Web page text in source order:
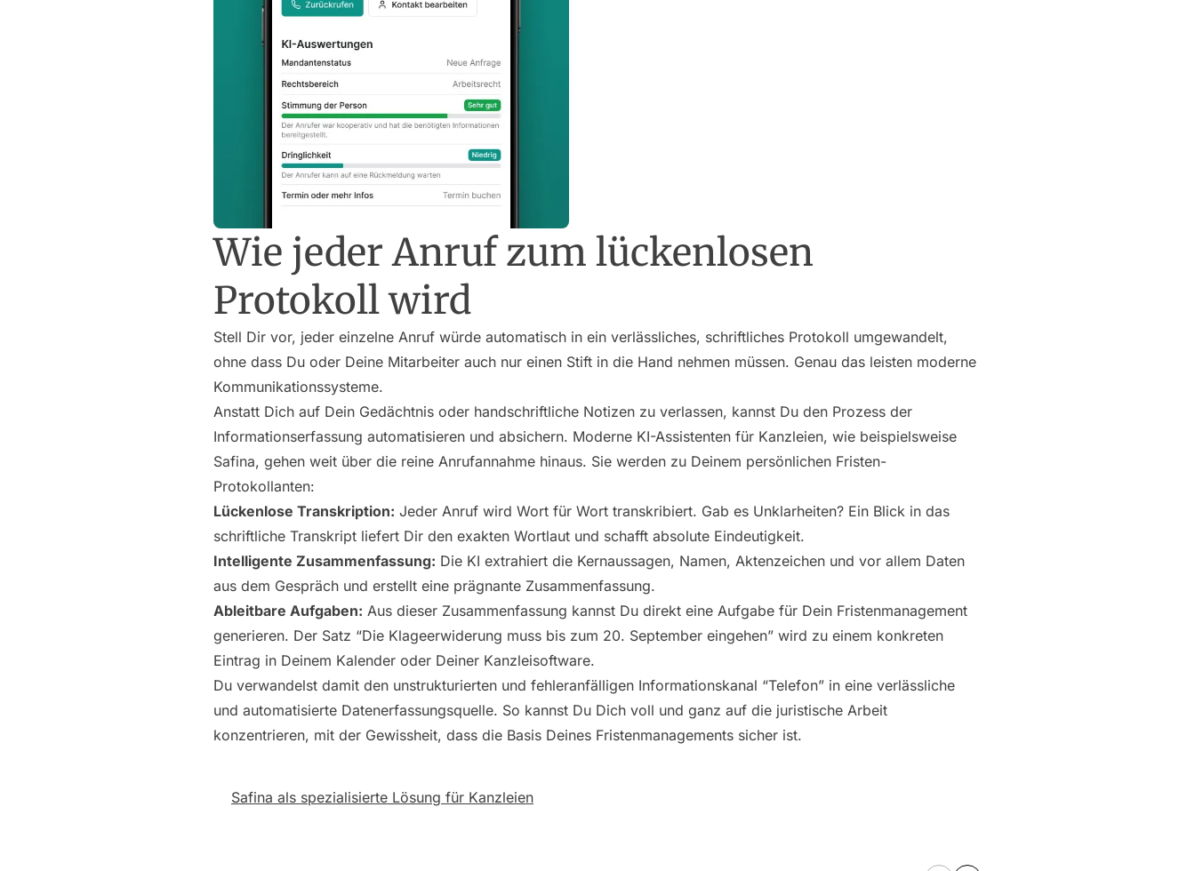
Wie jeder Anruf zum lückenlosen
Protokoll wird
Stell Dir vor, jeder einzelne Anruf würde automatisch in ein verlässliches, schriftliches Protokoll umgewandelt,
ohne dass Du oder Deine Mitarbeiter auch nur einen Stift in die Hand nehmen müssen. Genau das leisten moderne
Kommunikationssysteme.
Anstatt Dich auf Dein Gedächtnis oder handschriftliche Notizen zu verlassen, kannst Du den Prozess der
Informationserfassung automatisieren und absichern. Moderne KI-Assistenten für Kanzleien, wie beispielsweise
Safina, gehen weit über die reine Anrufannahme hinaus. Sie werden zu Deinem persönlichen Fristen-
Protokollanten:
Lückenlose Transkription: Jeder Anruf wird Wort für Wort transkribiert. Gab es Unklarheiten? Ein Blick in das
schriftliche Transkript liefert Dir den exakten Wortlaut und schafft absolute Eindeutigkeit.
Intelligente Zusammenfassung: Die KI extrahiert die Kernaussagen, Namen, Aktenzeichen und vor allem Daten
aus dem Gespräch und erstellt eine prägnante Zusammenfassung.
Ableitbare Aufgaben: Aus dieser Zusammenfassung kannst Du direkt eine Aufgabe für Dein Fristenmanagement
generieren. Der Satz “Die Klageerwiderung muss bis zum 20. September eingehen” wird zu einem konkreten
Eintrag in Deinem Kalender oder Deiner Kanzleisoftware.
Du verwandelst damit den unstrukturierten und fehleranfälligen Informationskanal “Telefon” in eine verlässliche
und automatisierte Datenerfassungsquelle. So kannst Du Dich voll und ganz auf die juristische Arbeit
konzentrieren, mit der Gewissheit, dass die Basis Deines Fristenmanagements sicher ist.
Safina als spezialisierte Lösung für Kanzleien